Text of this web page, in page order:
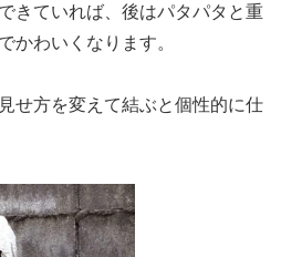
きていれば、後はパタパタと重
かわいくなります。
せ方を変えて結ぶと個性的に仕